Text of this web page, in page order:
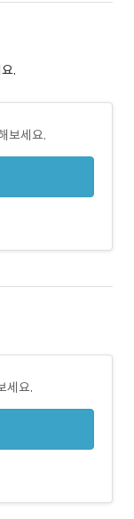
.
보세요.
세요.